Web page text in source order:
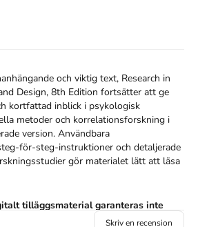
och viktig text, Research in
Design, 8th Edition fortsätter att ge
kortfattad inblick i psykologisk
metoder och korrelationsforskning i
version. Användbara
för-steg-instruktioner och detaljerade
gör materialet lätt att läsa
tilläggsmaterial garanteras inte
Skriv en recension